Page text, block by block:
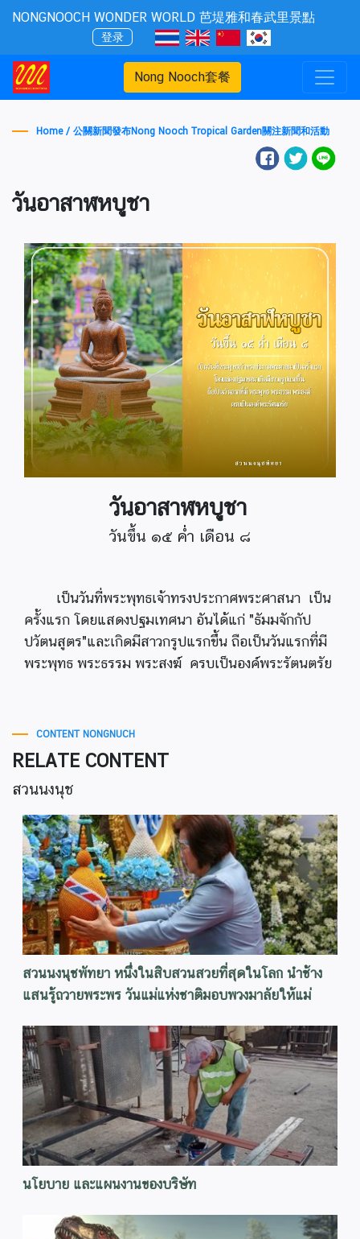
NONGNOOCH WONDER WORLD 芭堤雅和春武里景點
登录
Nong Nooch套餐
Home / 公關新聞發布Nong Nooch Tropical Garden關注新聞和活動
วันอาสาฬหบูชา
วันอาสาฬหบูชา
วันขึ้น ๑๕ ค่ำ เดือน ๘
เป็นวันที่พระพุทธเจ้าทรงประกาศพระศาสนา เป็น
ครั้งแรก โดยแสดงปฐมเทศนา อันได้แก่ "ธัมมจักกัป
ปวัตนสูตร"และเกิดมีสาวกรูปแรกขึ้น ถือเป็นวันแรกที่มี
พระพุทธ พระธรรม พระสงฆ์ ครบเป็นองค์พระรัตนตรัย
CONTENT NONGNUCH
RELATE CONTENT
สวนนงนุช
สวนนงนุชพัทยา หนึ่งในสิบสวนสวยที่สุดในโลก นำช้าง
แสนรู้ถวายพระพร วันแม่แห่งชาติมอบพวงมาลัยให้แม่
นโยบาย และแผนงานของบริษัท